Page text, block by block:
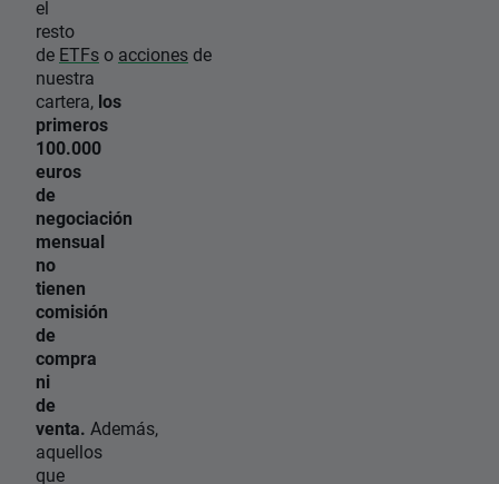
el
resto
de ETFso acciones de
nuestra
cartera, los
primeros
100.000
euros
de
negociación
mensual
no
tienen
comisión
de
compra
ni
de
venta. Además,
aquellos
que